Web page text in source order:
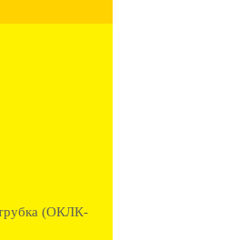
(ОКЛК-